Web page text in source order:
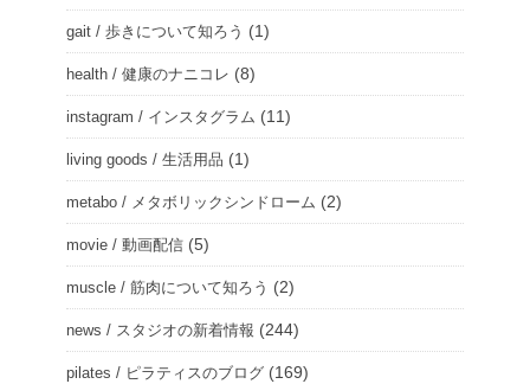
gait / 歩きについて知ろう (1)
health / 健康のナニコレ (8)
instagram / インスタグラム (11)
living goods / 生活用品 (1)
metabo / メタボリックシンドローム (2)
movie / 動画配信 (5)
muscle / 筋肉について知ろう (2)
news / スタジオの新着情報 (244)
pilates / ピラティスのブログ (169)